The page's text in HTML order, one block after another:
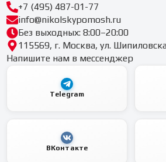
+7 (495) 487-01-77
info@nikolskypomosh.ru
Без выходных: 8:00–20:00
115569, г. Москва, ул.
Напишите нам в мессенджер
Telegram
ВКонтакте